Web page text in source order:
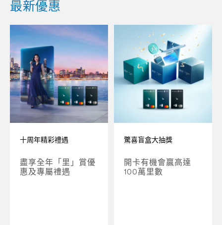
最新優惠
十周年精彩禮遇
盡享全年「里」賞優
惠及專屬禮遇
驚喜盲盒大抽獎
開卡有機會贏高達
100萬里數